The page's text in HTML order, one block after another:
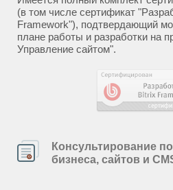
(в том числе сертификат
Framework"), подтвердающий
плане работы и разработки на
Управление сайтом".
Консультирование
бизнеса, сайтов и